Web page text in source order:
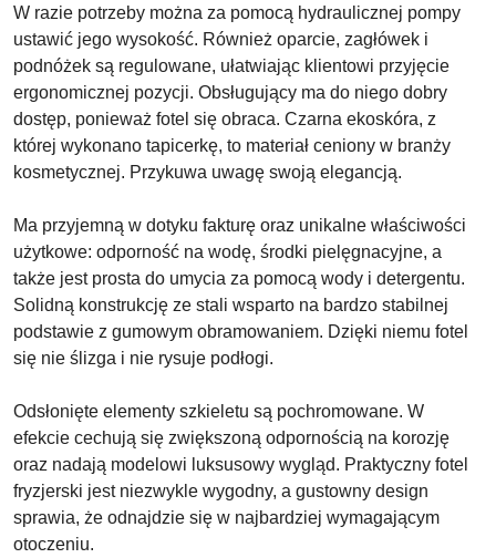
W razie potrzeby można za pomocą hydraulicznej pompy
ustawić jego wysokość. Również oparcie, zagłówek i
podnóżek są regulowane, ułatwiając klientowi przyjęcie
ergonomicznej pozycji. Obsługujący ma do niego dobry
dostęp, ponieważ fotel się obraca. Czarna ekoskóra, z
której wykonano tapicerkę, to materiał ceniony w branży
kosmetycznej. Przykuwa uwagę swoją elegancją.
Ma przyjemną w dotyku fakturę oraz unikalne właściwości
użytkowe: odporność na wodę, środki pielęgnacyjne, a
także jest prosta do umycia za pomocą wody i detergentu.
Solidną konstrukcję ze stali wsparto na bardzo stabilnej
podstawie z gumowym obramowaniem. Dzięki niemu fotel
się nie ślizga i nie rysuje podłogi.
Odsłonięte elementy szkieletu są pochromowane. W
efekcie cechują się zwiększoną odpornością na korozję
oraz nadają modelowi luksusowy wygląd. Praktyczny fotel
fryzjerski jest niezwykle wygodny, a gustowny design
sprawia, że odnajdzie się w najbardziej wymagającym
otoczeniu.